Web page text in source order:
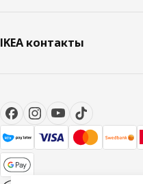
IKEA контакты